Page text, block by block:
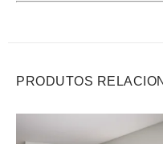
PRODUTOS